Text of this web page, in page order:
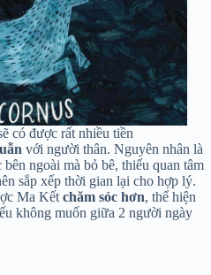
có được rất nhiều tiền
với người thân. Nguyên nhân là
ngoài mà bỏ bê, thiếu quan tâm
sắp xếp thời gian lại cho hợp lý.
Ma Kết chăm sóc hơn, thể hiện
không muốn giữa 2 người ngày